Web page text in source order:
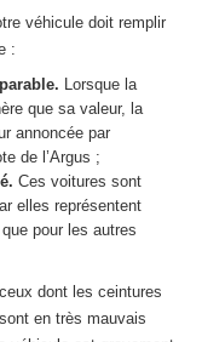
destruction
destruction
destruction
véhicule doit remplir
:
Lorsque la
que sa valeur, la
annoncée par
de l’Argus ;
Ces voitures sont
elles représentent
pour les autres
dont les ceintures
en très mauvais